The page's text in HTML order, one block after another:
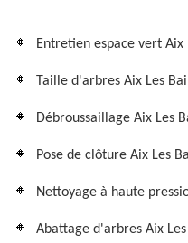
Entretien espace vert Aix
Taille d'arbres Aix Les
Débroussaillage Aix Les
Pose de clôture Aix Les
Nettoyage à haute
Abattage d'arbres Aix